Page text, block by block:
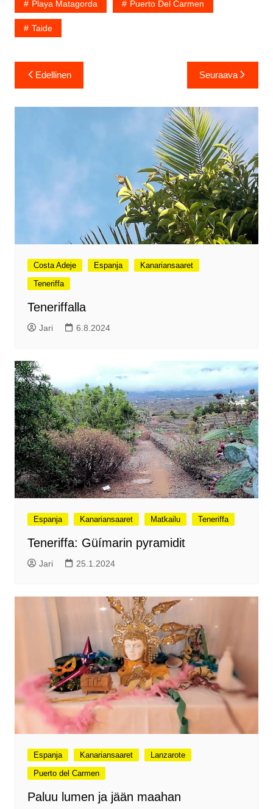
Playa Matagorda Puerto Del Carmen
Taide
Artikkelien
selaus
Edellinen Seuraava
Costa Adeje Espanja
Kanariansaaret
Teneriffa
Teneriffalla
Jari 6.8.2024
Espanja Kanariansaaret Matkailu Teneriffa
Teneriffa: Güímarin pyramidit
Jari 25.1.2024
Espanja Kanariansaaret
Lanzarote
Puerto del Carmen
Paluu lumen ja jään maahan